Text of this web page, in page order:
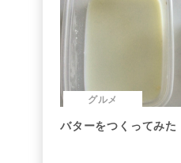
グルメ
バターをつくってみた